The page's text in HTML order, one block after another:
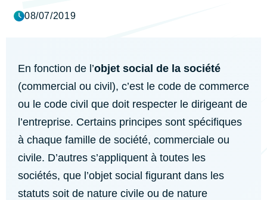
08/07/2019
En fonction de l’objet social de la société
(commercial ou civil), c’est le code de commerce
ou le code civil que doit respecter le dirigeant de
l’entreprise. Certains principes sont spécifiques
à chaque famille de société, commerciale ou
civile. D’autres s’appliquent à toutes les
sociétés, que l’objet social figurant dans les
statuts soit de nature civile ou de nature